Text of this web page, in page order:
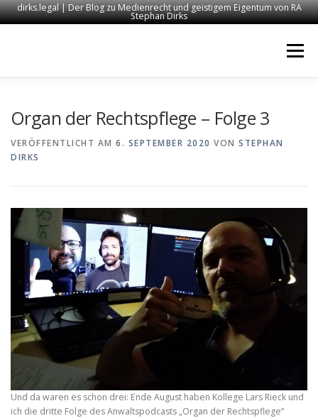
dirks.legal | Der Blog zu Medienrecht und geistigem Eigentum von RA
Stephan Dirks
Menü
MEDIEN
Organ der Rechtspflege – Folge 3
VERÖFFENTLICHT AM 6. SEPTEMBER 2020 VON STEPHAN
DIRKS
Und da waren es schon drei: Ende August haben Kollege Lars Rieck und
ich die dritte Folge des Anwaltspodcasts „Organ der Rechtspflege“